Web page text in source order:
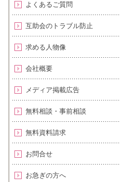
よくあるご質問
互助会のトラブル防止
求める人物像
会社概要
メディア掲載広告
無料相談・事前相談
無料資料請求
お問合せ
お急ぎの方へ